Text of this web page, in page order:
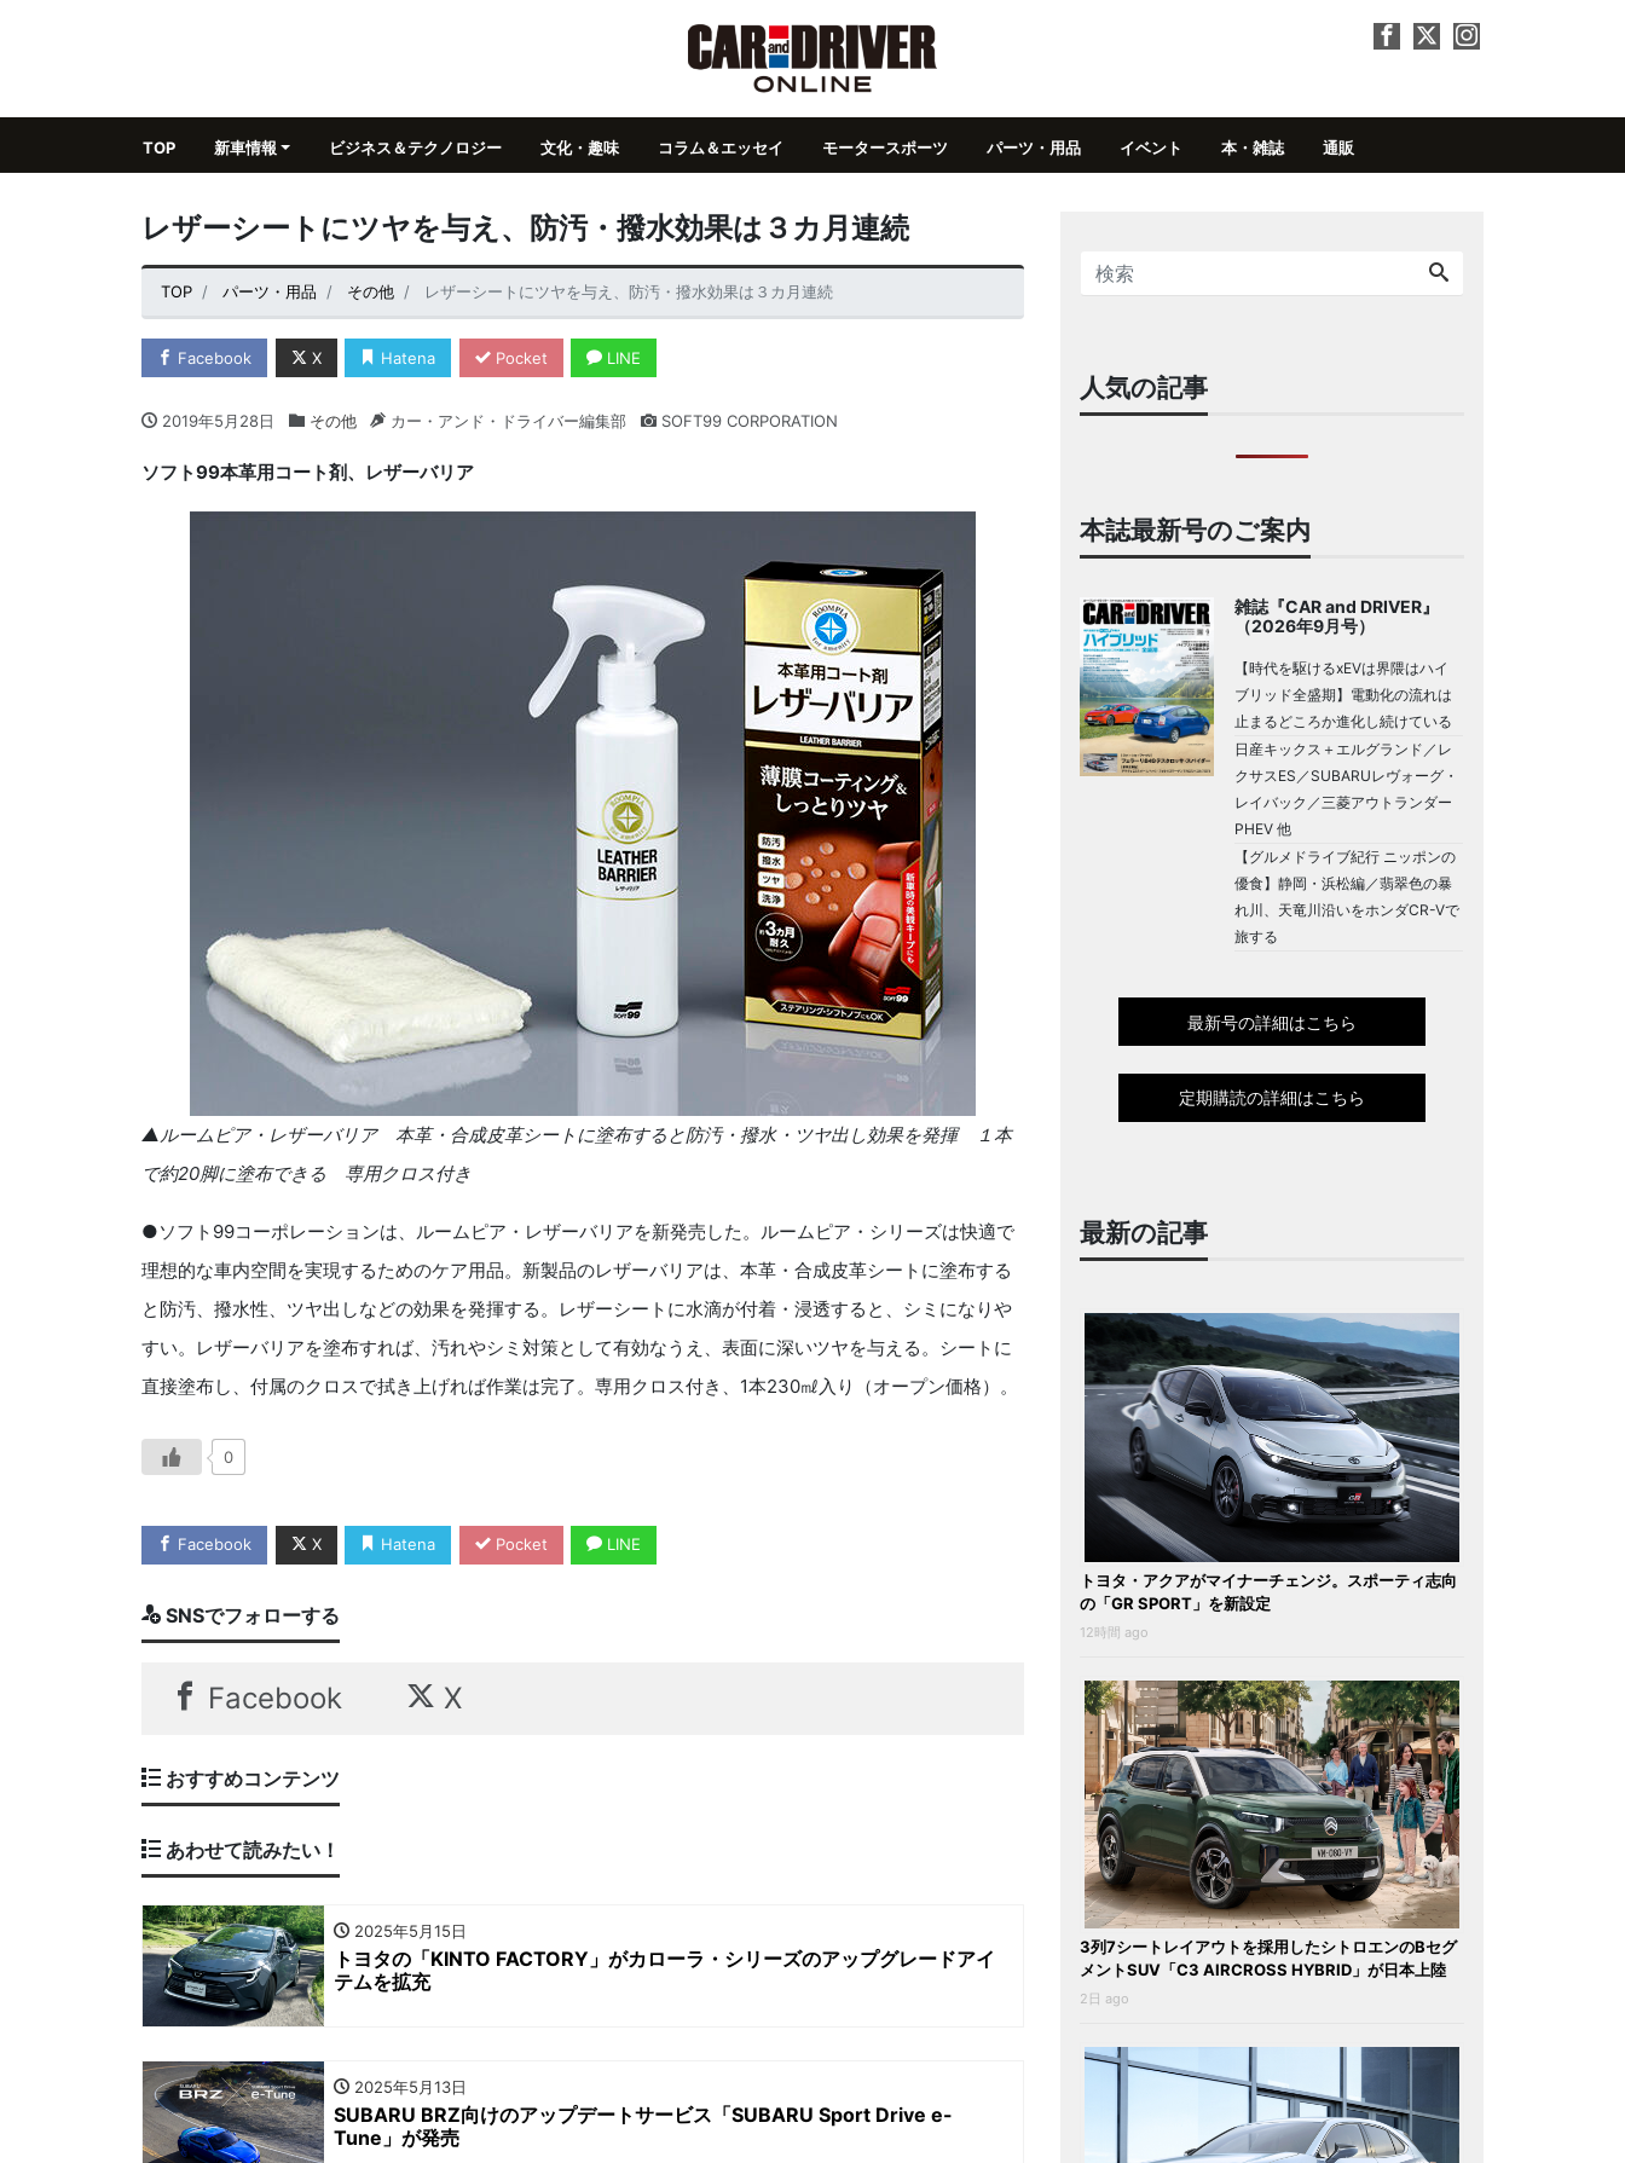
TOP 新車情報 ビジネス＆テクノロジー 文化・趣味 コラム＆エッセイ モータースポーツ パーツ・用品 イベント 本・雑誌 通販
レザーシートにツヤを与え、防汚・撥水効果は３カ月連続
TOP パーツ・用品 その他 レザーシートにツヤを与え、防汚・撥水効果は３カ月連続
Facebook X Hatena Pocket LINE
2019年5月28日 その他 カー・アンド・ドライバー編集部 SOFT99 CORPORATION
ソフト99本革用コート剤、レザーバリア
▲ルームピア・レザーバリア 本革・合成皮革シートに塗布すると防汚・撥水・ツヤ出し効果を発揮 １本
で約20脚に塗布できる 専用クロス付き
●ソフト99コーポレーションは、ルームピア・レザーバリアを新発売した。ルームピア・シリーズは快適で
理想的な車内空間を実現するためのケア用品。新製品のレザーバリアは、本革・合成皮革シートに塗布する
と防汚、撥水性、ツヤ出しなどの効果を発揮する。レザーシートに水滴が付着・浸透すると、シミになりや
すい。レザーバリアを塗布すれば、汚れやシミ対策として有効なうえ、表面に深いツヤを与える。シートに
直接塗布し、付属のクロスで拭き上げれば作業は完了。専用クロス付き、1本230㎖入り（オープン価格）。
0
Facebook X Hatena Pocket LINE
SNSでフォローする
Facebook X
おすすめコンテンツ
あわせて読みたい！
2025年5月15日
トヨタの「KINTO FACTORY」がカローラ・シリーズのアップグレードアイ
テムを拡充
2025年5月13日
SUBARU BRZ向けのアップデートサービス「SUBARU Sport Drive e-
Tune」が発売
人気の記事
本誌最新号のご案内
雑誌『CAR and DRIVER』
（2026年9月号）
【時代を駆けるxEVは界隈はハイ
ブリッド全盛期】電動化の流れは
止まるどころか進化し続けている
日産キックス＋エルグランド／レ
クサスES／SUBARUレヴォーグ・
レイバック／三菱アウトランダー
PHEV 他
【グルメドライブ紀行 ニッポンの
優食】静岡・浜松編／翡翠色の暴
れ川、天竜川沿いをホンダCR-Vで
旅する
最新号の詳細はこちら
定期購読の詳細はこちら
最新の記事
トヨタ・アクアがマイナーチェンジ。スポーティ志向
の「GR SPORT」を新設定
12時間 ago
3列7シートレイアウトを採用したシトロエンのBセグ
メントSUV「C3 AIRCROSS HYBRID」が日本上陸
2日 ago